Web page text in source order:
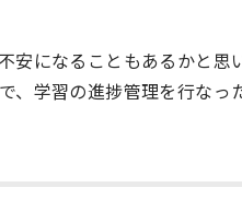
になることもあるかと思
、学習の進捗管理を行な